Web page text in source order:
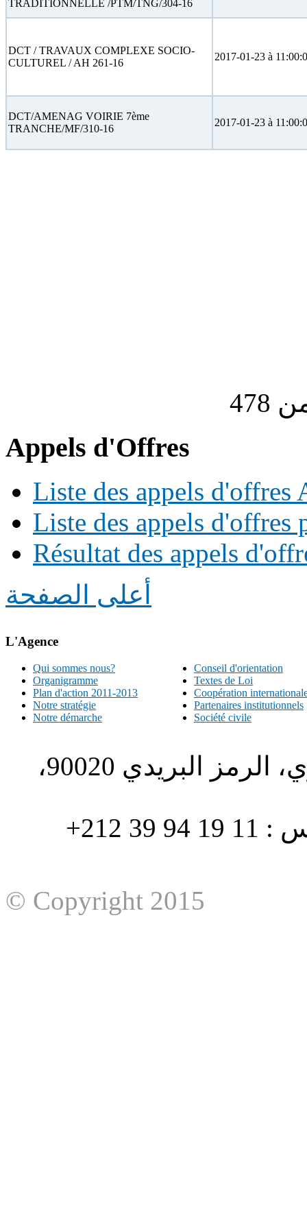
TRADITIONNELLE /PTM/TNG/304-16
DCT / TRAVAUX COMPLEXE SOCIO-
CULTUREL / AH 261-16
2017-01-23 à
DCT/AMENAG VOIRIE 7ème
TRANCHE/MF/310-16
2017-01-23 à
Appels d'Offres
Liste des appels d'offres
Liste des appels d'offres
Résultat des appels
أعلى الصفحة
L'Agence
Qui sommes nous?
Organigramme
Plan d'action 2011-2013
Notre stratégie
Notre démarche
Conseil d'orientation
Textes de Loi
Coopération
Partenaires institutionnels
Société civile
الطبري ص.ب. 1196، الحي الاداري، الرمز البريدي 90020،
هاتف : 90/88 32 94 39 212+ فاكس : 11 19 94 39 212+
© Copyright 2015